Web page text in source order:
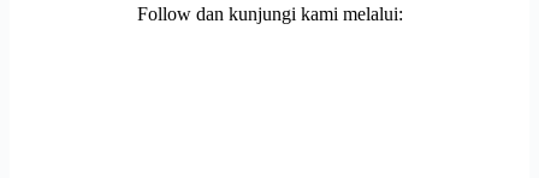
Follow dan kunjungi kami melalui: